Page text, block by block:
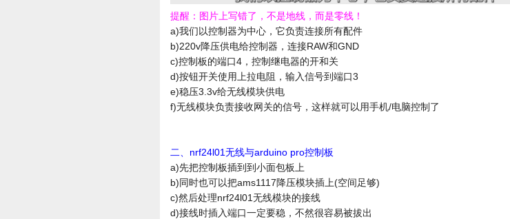
提醒：图片上写错了，不是地线，而是零线！
a)我们以控制器为中心，它负责连接所有配件
b)220v降压供电给控制器，连接RAW和GND
c)控制板的端口4，控制继电器的开和关
d)按钮开关使用上拉电阻，输入信号到端口3
e)稳压3.3v给无线模块供电
f)无线模块负责接收网关的信号，这样就可以用手机/电脑控制了
二、nrf24l01无线与arduino pro控制板
a)先把控制板插到到小面包板上
b)同时也可以把ams1117降压模块插上(空间足够)
c)然后处理nrf24l01无线模块的接线
d)接线时插入端口一定要稳，不然很容易被拔出